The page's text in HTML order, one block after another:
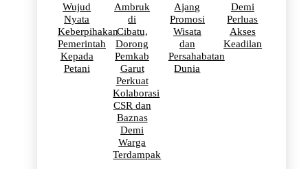
Wujud
Nyata
Keberpihakan
Pemerintah
Kepada
Petani
Ambruk
di
Cibatu,
Dorong
Pemkab
Garut
Perkuat
Kolaborasi
CSR dan
Baznas
Demi
Warga
Terdampak
Ajang
Promosi
Wisata
dan
Persahabatan
Dunia
Demi
Perluas
Akses
Keadilan